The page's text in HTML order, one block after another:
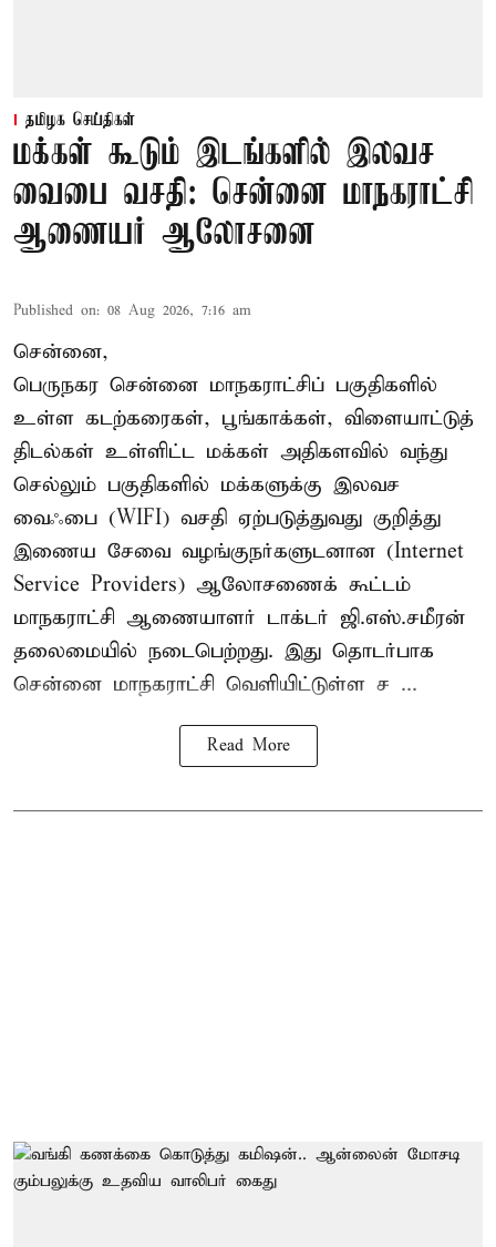
தமிழக செய்திகள்
மக்கள் கூடும் இடங்களில் இலவச
வைபை வசதி: சென்னை மாநகராட்சி
ஆணையர் ஆலோசனை
Published on: 08 Aug 2026, 7:16 am
சென்னை,
பெருநகர சென்னை மாநகராட்சிப் பகுதிகளில்
உள்ள கடற்கரைகள், பூங்காக்கள், விளையாட்டுத்
திடல்கள் உள்ளிட்ட மக்கள் அதிகளவில் வந்து
செல்லும் பகுதிகளில் மக்களுக்கு இலவச
வைஃபை (WIFI) வசதி ஏற்படுத்துவது குறித்து
இணைய சேவை வழங்குநர்களுடனான (Internet
Service Providers) ஆலோசணைக் கூட்டம்
மாநகராட்சி ஆணையாளர் டாக்டர் ஜி.எஸ்.சமீரன்
தலைமையில் நடைபெற்றது. இது தொடர்பாக
சென்னை மாநகராட்சி வெளியிட்டுள்ள ச ...
Read More